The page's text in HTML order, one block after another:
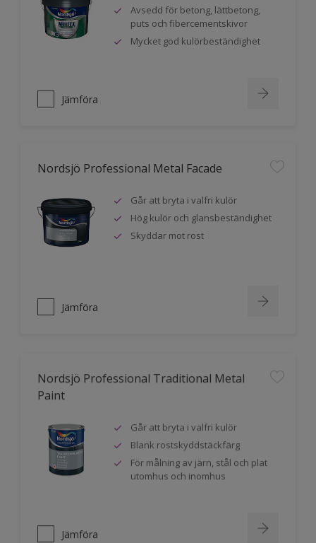
Avsedd för betong, lättbetong,
puts och fibercementskivor
Mycket god kulörbeständighet
Jämföra
Nordsjö Professional Metal Facade
Går att bryta i valfri kulör
Hög kulör och glansbeständighet
Skyddar mot rost
Jämföra
Nordsjö Professional Traditional Metal
Paint
Går att bryta i valfri kulör
Blank rostskyddstäckfärg
För målning av järn, stål och plat
utomhus och inomhus
Jämföra